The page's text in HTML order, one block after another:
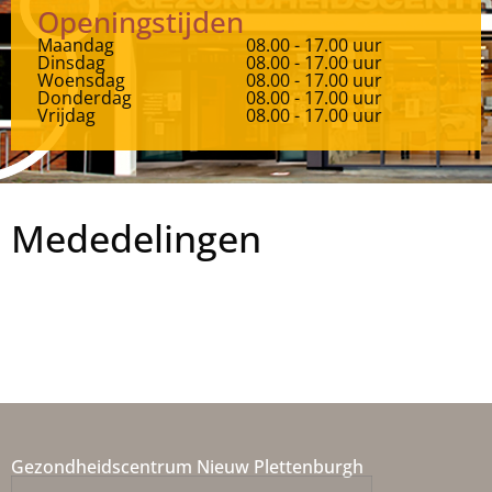
Openingstijden
Maandag 08.00 - 17.00 uur
Dinsdag 08.00 - 17.00 uur
Woensdag 08.00 - 17.00 uur
Donderdag 08.00 - 17.00 uur
Vrijdag 08.00 - 17.00 uur
Mededelingen
Gezondheidscentrum Nieuw Plettenburgh